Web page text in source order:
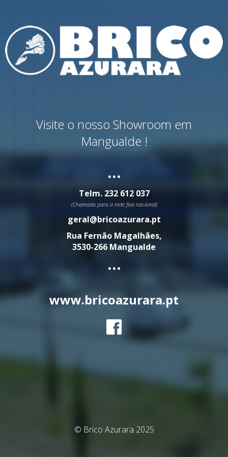
Visite o nosso Showroom em
Mangualde !
...
Telm. 232 612 037
(Chamada para a rede fixa nacional)
geral@bricoazurara.pt
Rua Fernão Magalhães,
3530-266 Mangualde
...
www.bricoazurara.pt
© Brico Azurara 2025